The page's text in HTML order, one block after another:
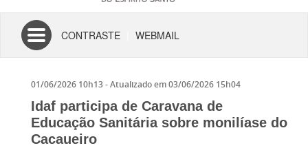
Toggle
navigation
CONTRASTE WEBMAIL
01/06/2026 10h13- Atualizado em03/06/2026 15h04
Idaf participa de Caravana de
Educação Sanitária sobre monilíase do
Cacaueiro